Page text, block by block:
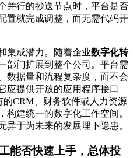
并行的抄送节点时，平台是否
置就完成调整，而无需代码开
集成潜力。随着企业数字化转
部门扩展到整个公司。平台需
数据量和流程复杂度，而不会
应提供开放的应用程序接口
的CRM、财务软件或人力资源
构建统一的数字化工作空间。
异于为未来的发展埋下隐患。
能否快速上手，总体投